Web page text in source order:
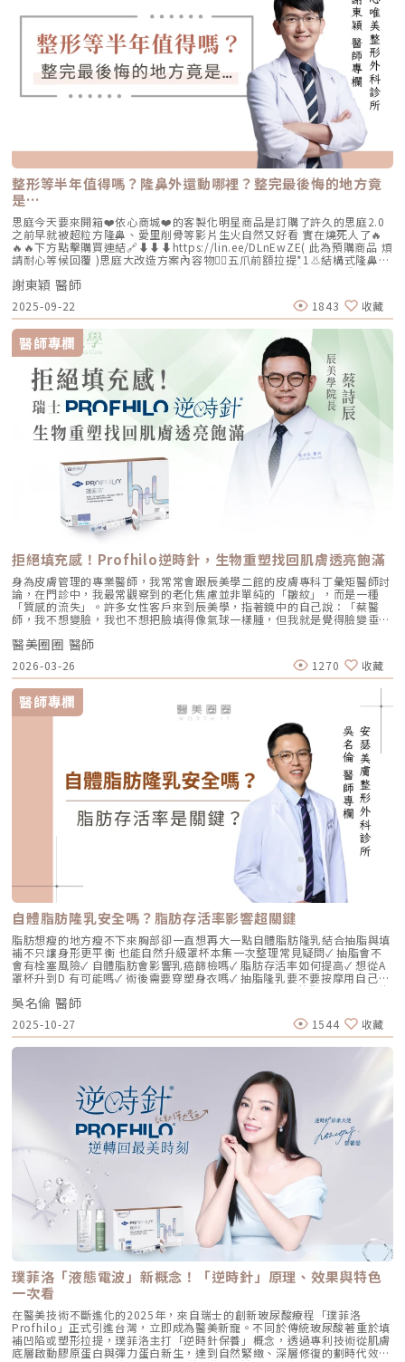
整形等半年值得嗎？隆鼻外還動哪裡？整完最後悔的地方竟
是…
思庭今天要來開箱❤️依心商城❤️的客製化明星商品是訂購了許久的思庭2.0
之前早就被超粒方隆鼻、愛里削骨等影片生火自然又好看 實在燒死人了🔥
🔥🔥下方點擊購買連結🔗⬇️⬇️⬇️https://lin.ee/DLnEwZE( 此為預購商品 煩
請耐心等候回覆 )思庭大改造方案內容物💁‍♀️五爪前額拉提*1👃結構式隆鼻*1
(加購縮鼻翼、敲鼻骨、貴族手術)👄微笑嘴角*1 (加購嘴邊肉拉提)重點摘
要：00:00 搶先看⚡⚡01:43 開箱手術方案內容物02:02 上臉眉眼分析 : 五
爪前額拉提02:36 中臉隆鼻分析 : 結構式隆鼻合併貴族手術03:58 下臉唇巴
分析 : 微笑嘴角+嘴扁肉拉提04:43 華麗買家秀05:25 五星好評分享
⭐⭐⭐⭐⭐▸▸歡迎合作洽談：followheart.marketing@gmail.com◂◂依心唯
美整形外科診所地址｜台北市信義區基隆路二段15號2樓電話｜（02）
2345-6777官方網站｜https://www.followheart.com.tw/官方諮詢｜
https://follow-heart.com/line臉書粉專｜https://follow-
heart.com/case_fbIG追起來｜https://follow-
heart.com/case_igWeChat ID｜Dr_followheart
謝東穎 醫師
2025-09-22 1843 收藏
醫師專欄
拒絕填充感！Profhilo逆時針，生物重塑找回肌膚透亮飽滿
身為皮膚管理的專業醫師，我常常會跟辰美學二館的皮膚專科丁彙矩醫師討
論，在門診中，我最常觀察到的老化焦慮並非單純的「皺紋」，而是一種
「質感的流失」。許多女性客戶來到辰美學，指著鏡中的自己說：「蔡醫
師，我不想變臉，我也不想把臉填得像氣球一樣腫，但我就是覺得臉變垂
了、乾了，看起來很累。」這種「累感」，往往來自於肌膚真皮層結構的崩
解。過去我們習慣用玻尿酸去「填補」凹陷，或是用電音波去「緊緻」皮
表，但在這兩者之間，其實存在著一個關鍵的空白區：生物重塑（Bio-
Remodeling）。這就是為什麼我對 Profhilo 逆時針（俗稱：璞菲洛）情
有獨鍾的原因。一、 重新定義抗老：為什麼妳需要的是「重塑」而非「填
充」？在深入了解 Profhilo逆時針 之前，我們必須先釐清肌膚老化的本
質。肌膚的年輕度由真皮層的三大支柱決定：水份、膠原蛋白
（Collagen）以及彈力蛋白（Elastin）。多數人對膠原蛋白耳熟能詳，它
就像建築物的「鋼筋水泥」，負責撐起皮膚的厚度與體積；然而，讓肌膚在
做表情後能迅速回彈、維持組織張力的關鍵，其實是彈力蛋白。彈力蛋白就
像支撐鋼筋的「橡皮筋」，不幸的是，人體在青春期過後，彈力蛋白的合成
速度就會大幅下降。當彈力蛋白流失，肌膚就會像失去彈性的鬆緊帶，出現
細紋、毛孔粗大、甚至是難以處理的「鬆弛型下垂」。傳統玻尿酸屬於「填
充型」，主要目的是增加體積（Volumizing），如果過度施打，容易造成
面部僵硬或「醫美臉」。而 Profhilo 逆時針的誕生，是為了從細胞底層進
行「修復與重塑」，讓皮膚自己找回年輕時的彈性。二、 Profhilo 逆時針
的科學核心：NAHYCO™ 專利技術Profhilo逆時針來自瑞士著名的 IBSA 製
藥集團。身為專業醫師，我非常看重產品的「純淨度」與「穩定性」。
Profhilo 之所以能在國際醫美界佔有一席之地，在於其革命性的
NAHYCO™ 專利熱融合技術。1. 醫學界的「純淨」突破：無化學交聯劑一
般玻尿酸為了維持在體內的時間，必須添加化學交聯劑（如 BDDE）。雖然
這在合法範圍內是安全的，但對於過敏體質或追求極致天然的客戶來說，仍
存在延遲性發炎的風險。Profhilo逆時針 透過精確的加熱與降溫製程，讓
高分子與低分子玻尿酸產生自然的氫鍵鍵結，完全不含 BDDE。這意味著它
具備極高的「生物相容性」，注射後能與人體組織完美融合。2. 高低分子玻
尿酸的「黃金比例」Profhilo 含有目前市面上極高濃度的玻尿酸
（64mg/2ml），它結合了： 高分子量玻尿酸（H-HA）：提供穩定的物理
支撐與深層鎖水，改善鬆弛。 低分子量玻尿酸（L-HA）：作為傳遞信號的
分子，直接活化真皮層內的纖維母細胞，誘導膠原蛋白與彈力蛋白新生。這
種「1+1 > 2」的協同作用，讓 Profhilo 在進入皮膚後，能像液態電波一
樣迅速擴散，全面性地改善膚質。三、 3 種細胞與 5 種蛋白：解開「液態
電波」的逆齡關鍵在辰美學的診間，我常跟客戶解釋，Profhilo 就像是為
肌膚施加了一種「啟動指令」。它不僅僅是補水，而是啟動了「3+5 逆齡機
制」： 活化 3 種關鍵細胞： 纖維母細胞：這是皮膚的「膠原工廠」。 角質
胞：幫助恢復皮下組織的飽滿感，減緩隨著年齡增長的皮下萎縮。 啟動 5
種關鍵結構蛋白：包括 I 型、III 型、IV 型、VII 型膠原蛋白以及最關鍵的彈
力蛋白。這種全方位的重塑效果，能讓下顎線變清晰，讓細紋從底層淡化。
這就是為什麼它被暱稱為「液態電波」。電波是靠「熱能」刺激新生，而
Profhilo 是靠「生物分子信號」啟動新生。對於皮膚薄、怕痛或不適合高
能量儀器的客戶來說，這是一個非常理想的選擇。四、 蔡醫師的精準美
學：BAP 五點拉提點位解析施打 Profhilo 是一門藝術。我們採用國際標準
的 BAP（Bio Aesthetic Points）五點拉提打法，這五個點是避開重要血
管、精準對準臉部支撐結構的黃金位置： [1] 顴骨高點： 位於顴骨最突出的
地方，需離眼睛外側至少 2 公分。能像掛鉤一樣，為中臉提供向上向外的支
撐力。 [2] 鼻翼與瞳孔垂直線交界： 在鼻翼與耳廓之間畫出水平線，再從瞳
孔中線畫垂直線，兩線交交叉處作為注射點。能有效改善法令紋，飽滿面中
部。 [3] 耳廓下前緣： 位於耳廓下緣的前方約 1 公分處。是收緊臉部外側
輪廓、強化下頷線條的關鍵。 [4] 下頷嘴角交界： 在下巴中軸線的三分之一
處畫垂直線，再向唇角方向移動 1.5 公分。可以修飾木偶紋，改善嘴角下
垂。 [5] 下顎角前緣： 位於下顎角前側約 1 公分處。幫助拉緊腮幫子多餘
的鬆弛組織，讓下顎線條清晰。五、 哪些部位最適合 Profhilo 逆時針？
Profhilo 逆時針之所以能成為抗老界的寵兒，不僅是因為它的成分純淨，
更因為它解決了傳統醫美難以觸及的「盲區」。它不靠體積填充，而是透過
「液態拉皮」的概念，從根本提升肌膚彈性。以下四個部位是我在臨床運用
中最推薦的：1. 臉部液態拉皮：BAP 五點精準誘導這是 Profhilo 的核心應
用。與傳統玻尿酸增加臉部「厚重感」或「體積支撐」的邏輯完全不同，
Profhilo 本質上是液態拉皮。我們採用國際標準的 BAP（Bio Aesthetic
醫美圈圈 醫師
2026-03-26 1270 收藏
醫師專欄
自體脂肪隆乳安全嗎？脂肪存活率影響超關鍵
脂肪想瘦的地方瘦不下來胸部卻一直想再大一點自體脂肪隆乳結合抽脂與填
補不只讓身形更平衡 也能自然升級罩杯本集一次整理常見疑問✓ 抽脂會不
會有栓塞風險✓ 自體脂肪會影響乳癌篩檢嗎✓ 脂肪存活率如何提高✓ 想從A
罩杯升到D 有可能嗎✓ 術後需要穿塑身衣嗎✓ 抽脂隆乳要不要按摩用自己的
脂肪 打造柔軟真實的胸型適合誰 怎麼做 最有效將給妳完整觀念與安心評估
依據重點摘要：0:00 #她說他說0:40 #自體脂肪隆乳v.s.#假體隆乳 想要哪
一樣？1:02 關於手術安全性 #自體隆乳2:12 不同的抽脂方式 #脂肪存活率
會一樣嗎？3:16 關於抽脂安全 #脂肪栓塞問題 ？4:09 關於手術安全性 #矽
膠隆乳相關影片：• 罩杯升級前必看，自體脂肪豐胸解析！ EP20• 男生
女乳好尷尬，胸部困擾的隱藏原因你有嗎？ EP24• 抽就對了？抽脂局部雕
@aclinichttps://lin.ee/zGPja49▼詢問整形大小事https://answer-
clinic.com/▼詢問皮膚大小事https://answer-skin.com/▼詢問變美大小
事https://answer-skincare.com/安瑟美膚整形外科診所
FBhttps://www.facebook.com/AnswerClinic安瑟美膚整形外科診所
IGhttps://www.instagram.com/aclinic.group/吳名倫醫師：Dr.Allen 整
形醫美體塑學苑https://www.facebook.com/drallenbody吳名倫醫師
IGhttps://www.instagram.com/psdr_allen/安瑟美膚整形外科診所地
址：臺北市大安區安和路一段113號2樓之1電話：（02）7709-9398
吳名倫 醫師
2025-10-27 1544 收藏
璞菲洛「液態電波」新概念！「逆時針」原理、效果與特色
一次看
在醫美技術不斷進化的2025年，來自瑞士的創新玻尿酸療程「璞菲洛
Profhilo」正式引進台灣，立即成為醫美新寵。不同於傳統玻尿酸著重於填
補凹陷或塑形拉提，璞菲洛主打「逆時針保養」概念，透過專利技術從肌膚
底層啟動膠原蛋白與彈力蛋白新生，達到自然緊緻、深層修復的劃時代效